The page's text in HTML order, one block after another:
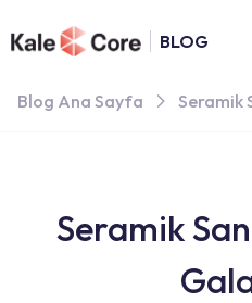
BLOG
Blog Ana Sayfa Seramik
Seramik